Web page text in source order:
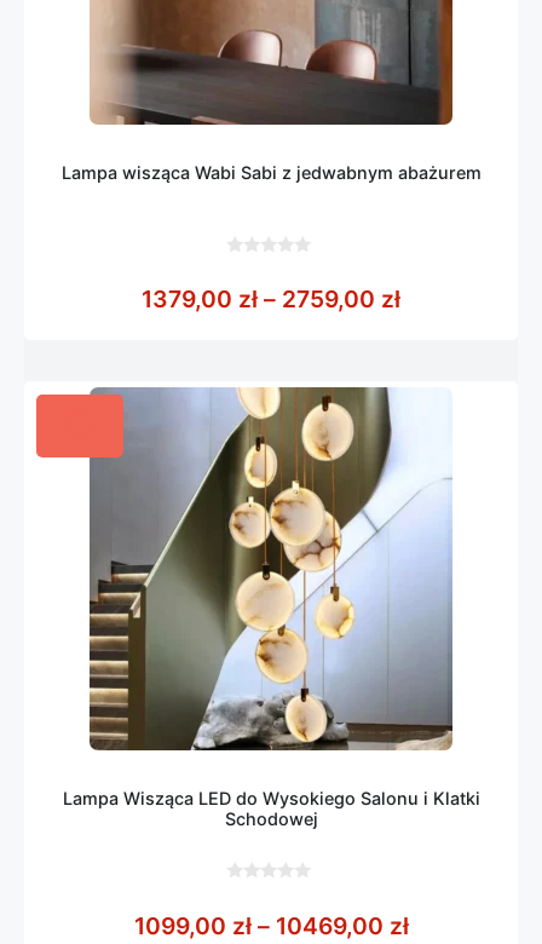
Lampa wisząca Wabi Sabi z jedwabnym abażurem
5
1379,00 zł – 2759,00 złZakres cen:
Lampa Wisząca LED do Wysokiego Salonu i Klatki
Schodowej
5
1099,00 zł – 10469,00 złZakres